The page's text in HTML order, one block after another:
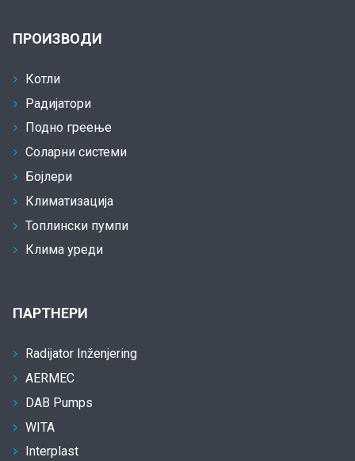
ПРОИЗВОДИ
Котли
Радијатори
Подно греење
Соларни системи
Бојлери
Климатизација
Топлински пумпи
Клима уреди
ПАРТНЕРИ
Radijator Inženjering
AERMEC
DAB Pumps
WITA
Interplast